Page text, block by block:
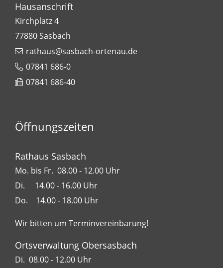
Hausanschrift
Kirchplatz 4
77880Sasbach
rathaus@sasbach-ortenau.de
07841 686-0
07841 686-40
Öffnungszeiten
Rathaus Sasbach
Mo. bis Fr. 08.00 - 12.00 Uhr
Di. 14.00 - 16.00 Uhr
Do. 14.00 - 18.00 Uhr
Wir bitten um Terminvereinbarung!
Ortsverwaltung Obersasbach
Di. 08.00 - 12.00 Uhr